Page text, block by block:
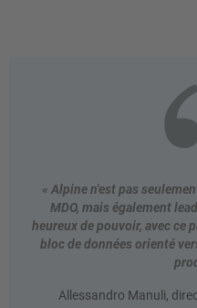
« Alpine n'est pas
MDO, mais également
heureux de pouvoir, avec ce
bloc de données orienté
Allessandro Manuli,